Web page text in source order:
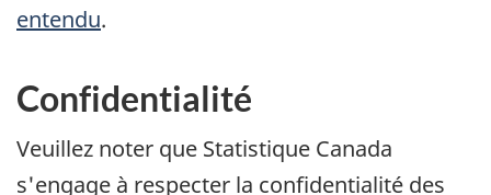
entendu.
Confidentialité
Veuillez noter que Statistique Canada
s'engage à respecter la confidentialité des